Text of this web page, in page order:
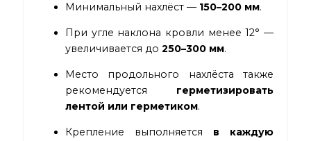
Минимальный нахлёст — 150–200 мм.
При угле наклона кровли менее 12° —
увеличивается до250–300 мм.
Место продольного нахлёста также
рекомендуется герметизировать
лентой или герметиком.
Крепление выполняется в каждую